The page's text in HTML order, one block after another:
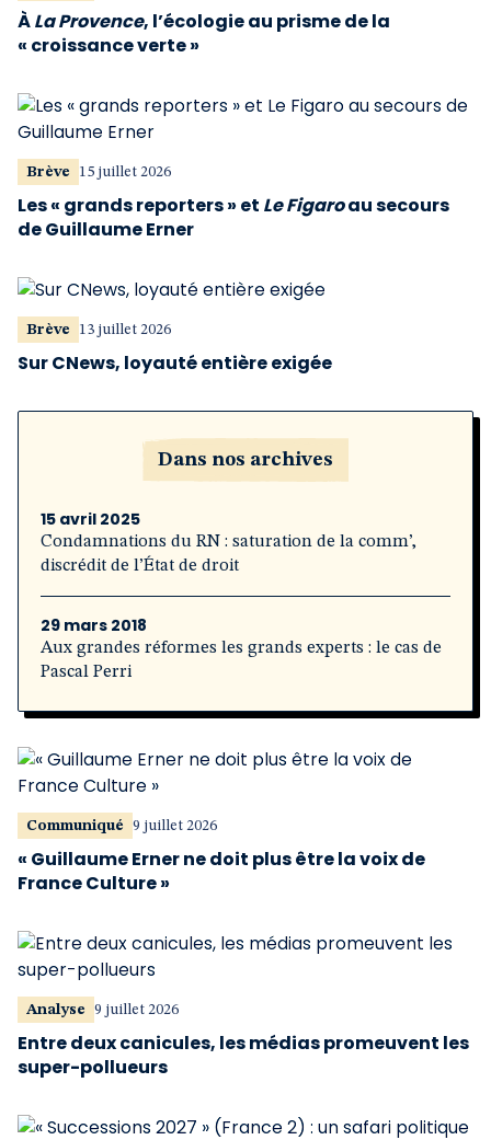
ÀLa Provence, l’écologie au prisme de la
« croissance verte »
Brève 15 juillet 2026
Les « grands reporters » et Le Figaroau secours
de Guillaume Erner
Brève 13 juillet 2026
Sur CNews, loyauté entière exigée
Dans nos archives
15 avril 2025
Condamnations du RN : saturation de la comm’,
discrédit de l’État de droit
29 mars 2018
Aux grandes réformes les grands experts : le cas de
Pascal Perri
Communiqué 9 juillet 2026
« Guillaume Erner ne doit plus être la voix de
France Culture »
Analyse 9 juillet 2026
Entre deux canicules, les médias promeuvent les
super-pollueurs